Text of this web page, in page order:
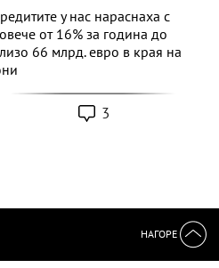
у нас нараснаха с
от 16% за година до
66 млрд. евро в края на
3
НАГОРЕ